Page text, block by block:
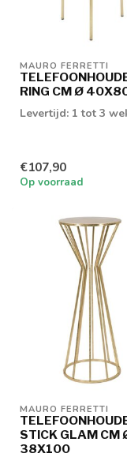
MAURO FERRETTI
RING CM Ø
Levertijd: 1 tot 3
€107,90
Op voorraad
MAURO FERRETTI
STICK GLAM CM
38X100